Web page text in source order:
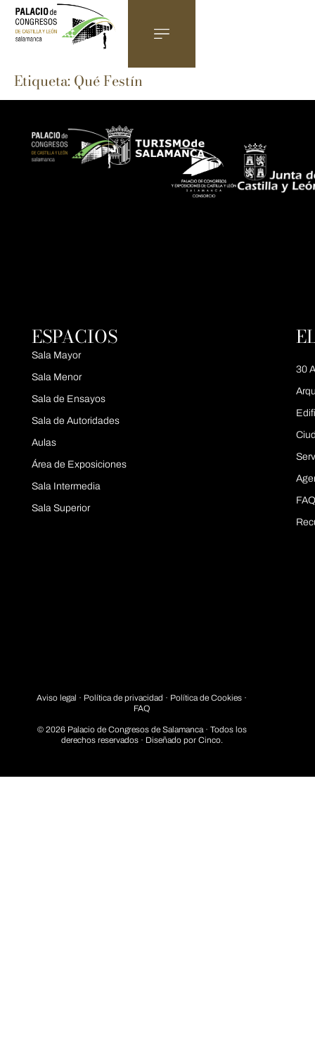
Etiqueta: Qué Festín
ESPACIOS
Sala Mayor
Sala Menor
Sala de Ensayos
Sala de Autoridades
Aulas
Área de Exposiciones
Sala Intermedia
Sala Superior
30
Aviso legal · Política de privacidad · Política de Cookies ·
FAQ
© 2026 Palacio de Congresos de Salamanca · Todos los
derechos reservados · Diseñado por Cinco.